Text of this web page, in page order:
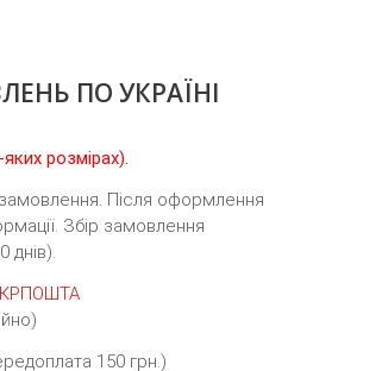
ПО УКРАЇНІ
розмірах).
Після оформлення
Збір замовлення
днів).
150 грн.)